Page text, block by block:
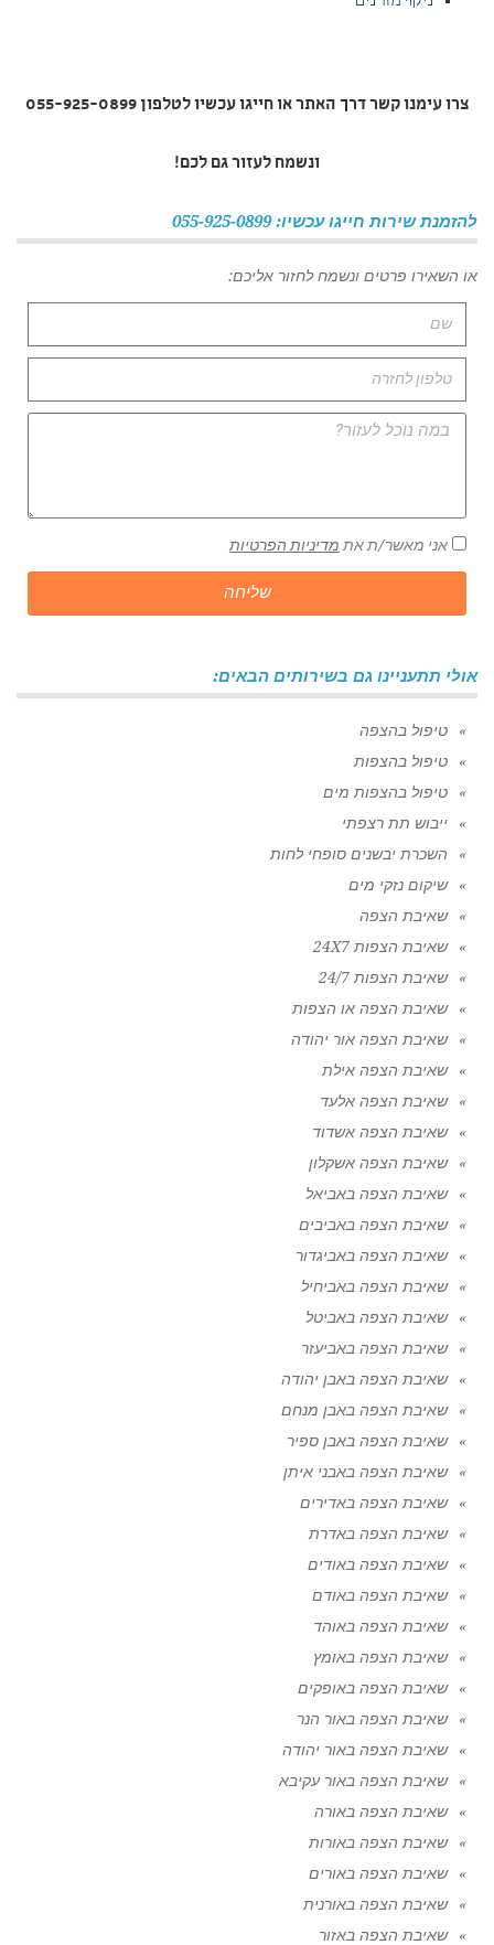
צרו עימנו קשר דרך האתר או חייגו עכשיו לטלפון 055-925-0899
ונשמח לעזור גם לכם!
להזמנת שירות חייגו עכשיו: 055-925-0899
או השאירו פרטים ונשמח לחזור אליכם:
אני מאשר/ת את מדיניות הפרטיות
שליחה
אולי תתעניינו גם בשירותים הבאים:
טיפול בהצפה
טיפול בהצפות
טיפול בהצפות מים
ייבוש תת רצפתי
השכרת יבשנים סופחי לחות
שיקום נזקי מים
שאיבת הצפה
שאיבת הצפות 24X7
שאיבת הצפות 24/7
שאיבת הצפה או הצפות
שאיבת הצפה אור יהודה
שאיבת הצפה אילת
שאיבת הצפה אלעד
שאיבת הצפה אשדוד
שאיבת הצפה אשקלון
שאיבת הצפה באביאל
שאיבת הצפה באביבים
שאיבת הצפה באביגדור
שאיבת הצפה באביחיל
שאיבת הצפה באביטל
שאיבת הצפה באביעזר
שאיבת הצפה באבן יהודה
שאיבת הצפה באבן מנחם
שאיבת הצפה באבן ספיר
שאיבת הצפה באבני איתן
שאיבת הצפה באדירים
שאיבת הצפה באדרת
שאיבת הצפה באודים
שאיבת הצפה באודם
שאיבת הצפה באוהד
שאיבת הצפה באומץ
שאיבת הצפה באופקים
שאיבת הצפה באור הנר
שאיבת הצפה באור יהודה
שאיבת הצפה באור עקיבא
שאיבת הצפה באורה
שאיבת הצפה באורות
שאיבת הצפה באורים
שאיבת הצפה באורנית
שאיבת הצפה באזור